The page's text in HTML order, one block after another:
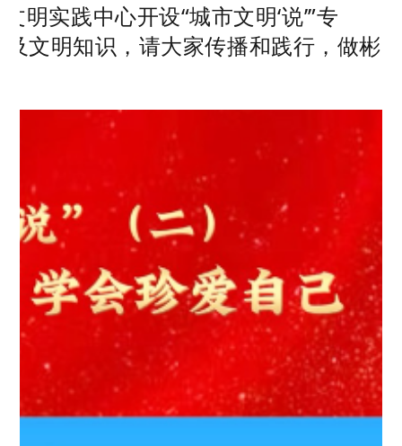
实践中心开设“城市文明‘说’”专
文明知识，请大家传播和践行，做彬